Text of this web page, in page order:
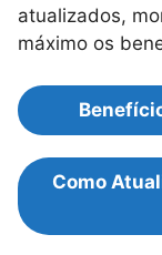
atualizados,
máximo os
Como